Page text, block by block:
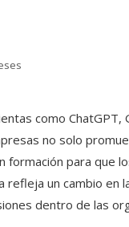
como ChatGPT,
no solo
para que
un cambio en
dentro de las